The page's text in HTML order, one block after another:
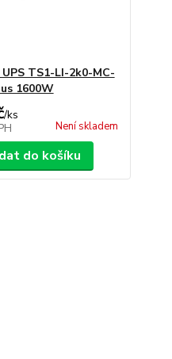
TS1-LI-2k0-MC-
1600W
/ks
Není skladem
do košíku